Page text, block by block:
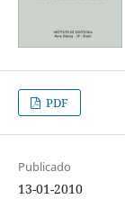
PDF
Publicado
13-01-2010